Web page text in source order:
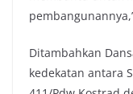
Ditambahkan
kedekatan antara